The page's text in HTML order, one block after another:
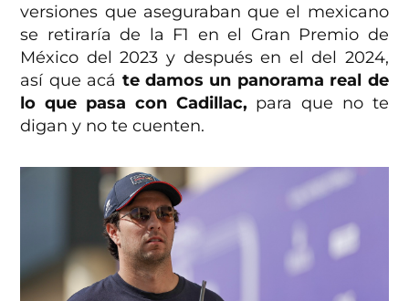
versiones que aseguraban que el mexicano
se retiraría de la F1 en el Gran Premio de
México del 2023 y después en el del 2024,
así que acá te damos un panorama real de
lo que pasa con Cadillac, para que no te
digan y no te cuenten.